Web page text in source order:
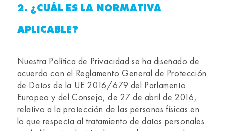
2. ¿CUÁL ES LA NORMATIVA
APLICABLE?
Nuestra Política de Privacidad se ha diseñado de
acuerdo con el Reglamento General de Protección
de Datos de la UE 2016/679 del Parlamento
Europeo y del Consejo, de 27 de abril de 2016,
relativo a la protección de las personas físicas en
lo que respecta al tratamiento de datos personales